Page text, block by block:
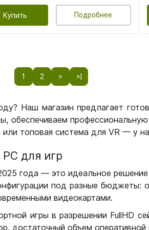
Купить Подробнее
1 2 > >|
Наш магазин предлагает
обеспечиваем
топовая система для VR — у
РС для игр
года — это идеальное
под разные бюджеты:
видеокартами.
игры в разрешении FullHD
достаточный объем